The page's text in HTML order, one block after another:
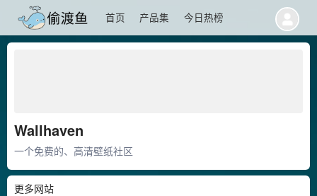
首页 产品集 今日热榜
Wallhaven
一个免费的、高清壁纸社区
更多网站